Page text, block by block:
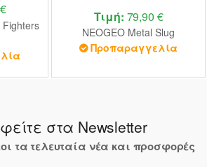
Fighters
Τιμή: 79,90 €
NEOGEO Metal Slug
Προπαραγγελία
στα Newsletter
τα τελευταία νέα και προσφορές